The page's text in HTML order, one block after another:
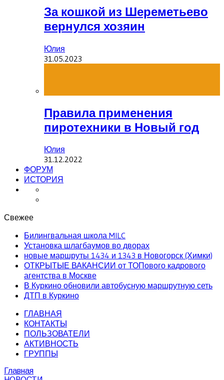
За кошкой из Шереметьево
вернулся хозяин
Юлия
31.05.2023
Правила применения
пиротехники в Новый год
Юлия
31.12.2022
ФОРУМ
ИСТОРИЯ
Свежее
Билингвальная школа MILC
Установка шлагбаумов во дворах
новые маршруты 1434 и 1343 в Новогорск (Химки)
ОТКРЫТЫЕ ВАКАНСИИ от ТОПового кадрового
агентства в Москве
В Куркино обновили автобусную маршрутную сеть
ДТП в Куркино
ГЛАВНАЯ
КОНТАКТЫ
ПОЛЬЗОВАТЕЛИ
АКТИВНОСТЬ
ГРУППЫ
Главная